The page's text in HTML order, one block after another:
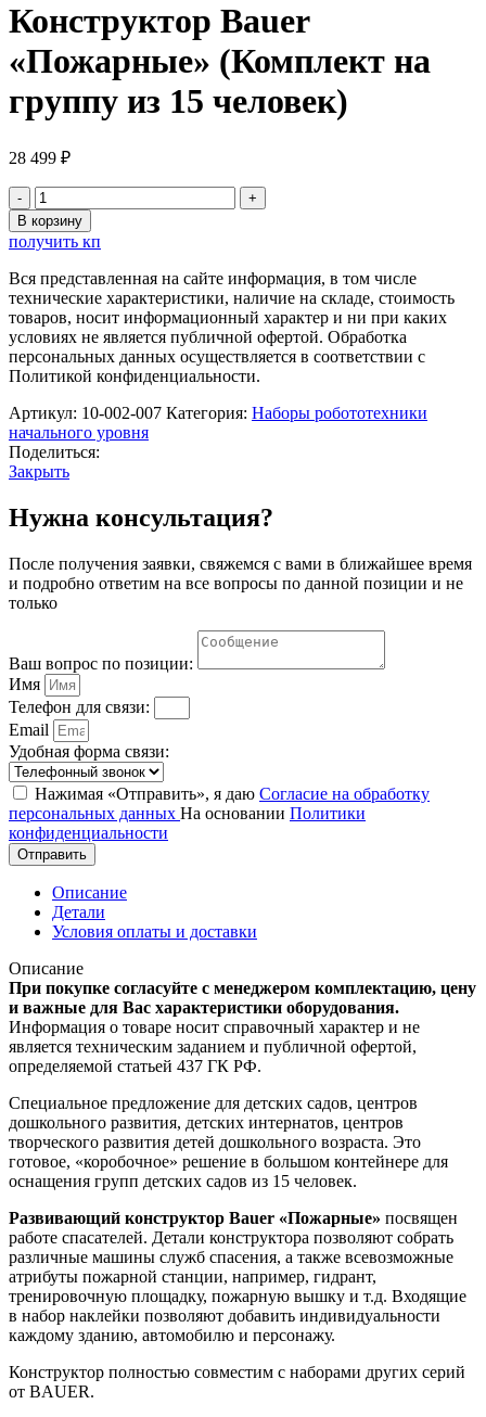
Конструктор Bauer
«Пожарные» (Комплект на
группу из 15 человек)
28 499 ₽
Количество
товара
Конструктор
Bauer
«Пожарные»
(Комплект
на
группу
из
15
В корзину
получить кп
Вся представленная на сайте информация, в том числе
технические характеристики, наличие на складе, стоимость
товаров, носит информационный характер и ни при каких
условиях не является публичной офертой. Обработка
персональных данных осуществляется в соответствии с
Политикой конфиденциальности.
Артикул: 10-002-007 Категория: Наборы робототехники
начального уровня
Поделиться:
Закрыть
Нужна консультация?
После получения заявки, свяжемся с вами в ближайшее время
и подробно ответим на все вопросы по данной позиции и не
только
Ваш вопрос по позиции:
Имя
Телефон для связи:
Email
Удобная форма связи:
Нажимая «Отправить», я даю Согласие на обработку
персональных данных На основании Политики
конфиденциальности
Отправить
Описание
Детали
Условия оплаты и доставки
Описание
При покупке согласуйте с менеджером комплектацию, цену
и важные для Вас характеристики оборудования.
Информация о товаре носит справочный характер и не
является техническим заданием и публичной офертой,
определяемой статьей 437 ГК РФ.
Специальное предложение для детских садов, центров
дошкольного развития, детских интернатов, центров
творческого развития детей дошкольного возраста. Это
готовое, «коробочное» решение в большом контейнере для
оснащения групп детских садов из 15 человек.
Развивающий конструктор Bauer «Пожарные» посвящен
работе спасателей. Детали конструктора позволяют собрать
различные машины служб спасения, а также всевозможные
атрибуты пожарной станции, например, гидрант,
тренировочную площадку, пожарную вышку и т.д. Входящие
в набор наклейки позволяют добавить индивидуальности
каждому зданию, автомобилю и персонажу.
Конструктор полностью совместим с наборами других серий
от BAUER.